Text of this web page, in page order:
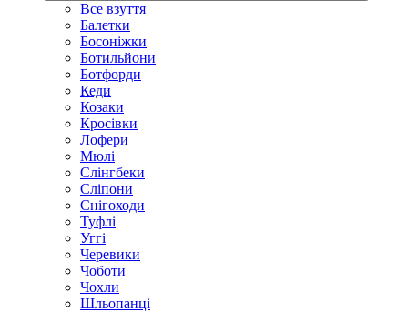
Все взуття
Балетки
Босоніжки
Ботильйони
Ботфорди
Кеди
Козаки
Кросівки
Лофери
Мюлі
Слінгбеки
Сліпони
Снігоходи
Туфлі
Уггі
Черевики
Чоботи
Чохли
Шльопанці